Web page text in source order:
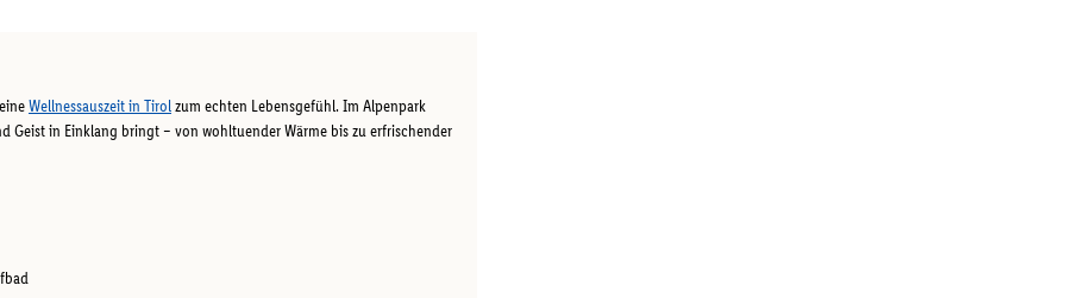
Wellnessauszeit in Tirolzum echten Lebensgefühl. Im Alpenpark
Geist in Einklang bringt – von wohltuender Wärme bis zu erfrischender